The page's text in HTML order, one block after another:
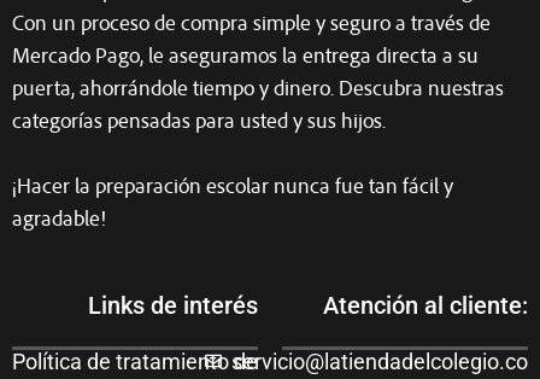
Con un proceso de compra simple y seguro a través de
Mercado Pago, le aseguramos la entrega directa a su
puerta, ahorrándole tiempo y dinero. Descubra nuestras
categorías pensadas para usted y sus hijos.
¡Hacer la preparación escolar nunca fue tan fácil y
agradable!
Links de interés
Política de tratamiento de
Atención al cliente:
servicio@latiendadelcolegio.co